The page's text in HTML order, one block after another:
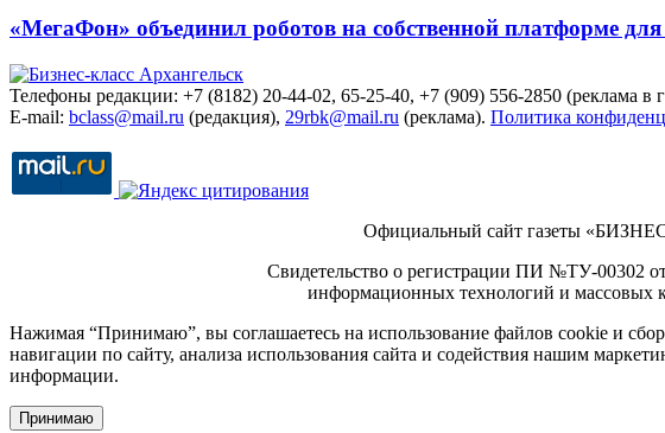
«МегаФон» объединил роботов на собственной платформе
Телефоны редакции: +7 (8182) 20-44-02, 65-25-40, +7 (909) 556-2850 (реклама в
E-mail: bclass@mail.ru (редакция), 29rbk@mail.ru (реклама). Политика
Официальный сайт газеты
Свидетельство о регистрации ПИ №ТУ-00302
информационных технологий и массовых
Нажимая “Принимаю”, вы соглашаетесь на использование файлов cookie и
навигации по сайту, анализа использования сайта и содействия нашим
информации.
Принимаю